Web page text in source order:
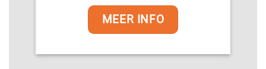
MEER INFO